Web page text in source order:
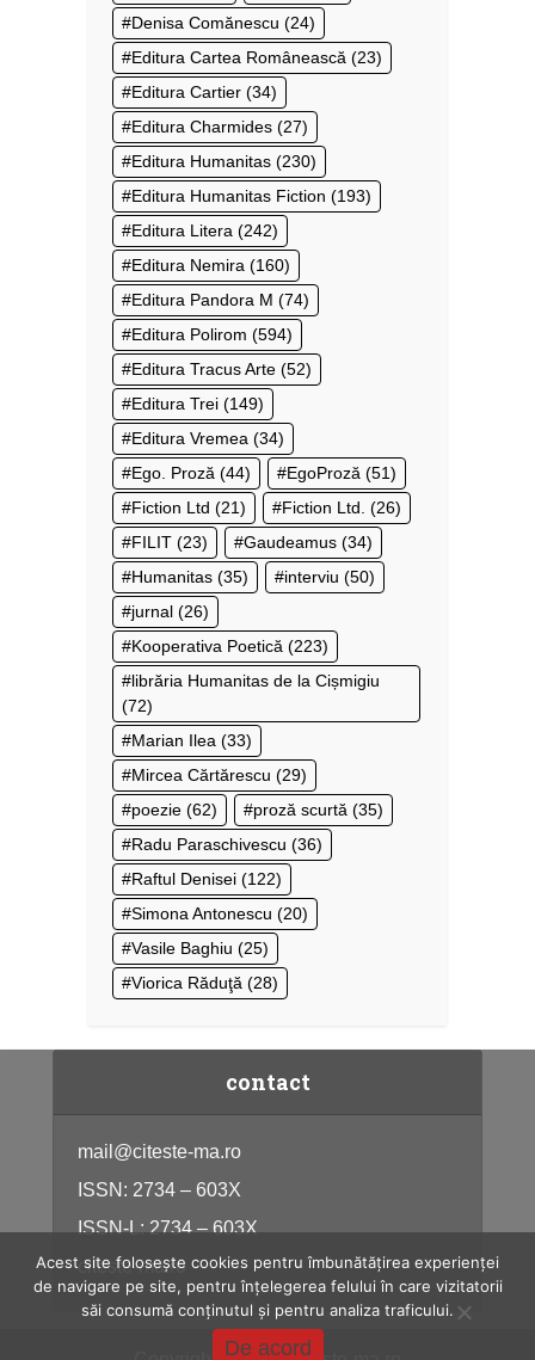
Denisa Comănescu (24)
Editura Cartea Românească (23)
Editura Cartier (34)
Editura Charmides (27)
Editura Humanitas (230)
Editura Humanitas Fiction (193)
Editura Litera (242)
Editura Nemira (160)
Editura Pandora M (74)
Editura Polirom (594)
Editura Tracus Arte (52)
Editura Trei (149)
Editura Vremea (34)
Ego. Proză (44) EgoProză (51)
Fiction Ltd (21) Fiction Ltd. (26)
FILIT (23) Gaudeamus (34)
Humanitas (35) interviu (50)
jurnal (26)
Kooperativa Poetică (223)
librăria Humanitas de la Cișmigiu
(72)
Marian Ilea (33)
Mircea Cărtărescu (29)
poezie (62) proză scurtă (35)
Radu Paraschivescu (36)
Raftul Denisei (122)
Simona Antonescu (20)
Vasile Baghiu (25)
Viorica Răduţă (28)
contact
mail@citeste-ma.ro
ISSN: 2734 – 603X
ISSN-L: 2734 – 603X
citeste-ma.ro
Acest site folosește cookies pentru îmbunătățirea experienței
de navigare pe site, pentru înțelegerea felului în care vizitatorii
săi consumă conținutul și pentru analiza traficului.
De acord